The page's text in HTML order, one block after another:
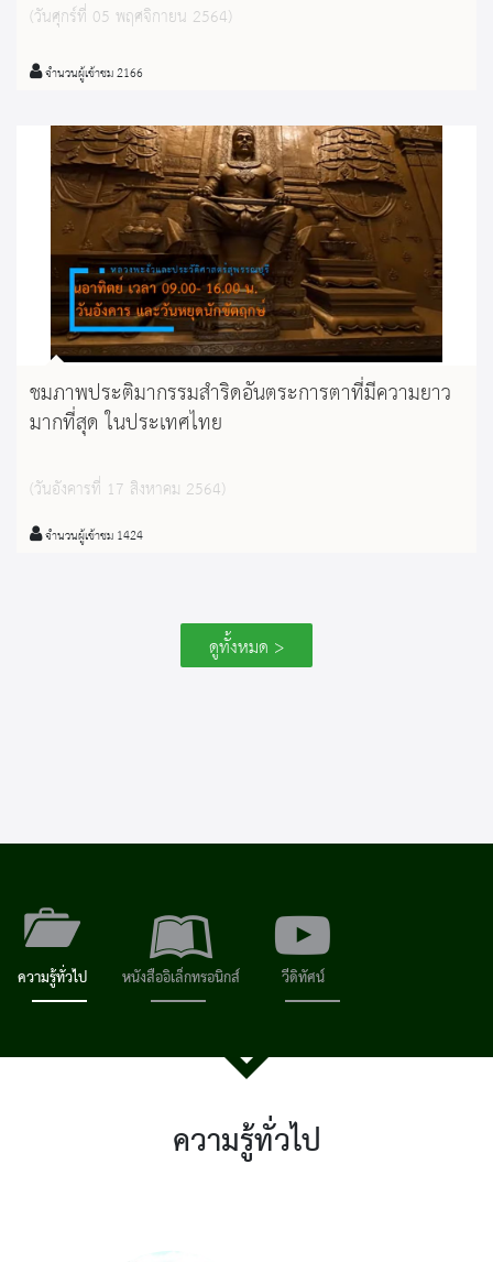
(วันศุกร์ที่ 05 พฤศจิกายน 2564)
จำนวนผู้เข้าชม 2166
ชมภาพประติมากรรมสำริดอันตระการตาที่มีความยาว
มากที่สุด ในประเทศไทย
(วันอังคารที่ 17 สิงหาคม 2564)
จำนวนผู้เข้าชม 1424
ดูทั้งหมด >
ความรู้ทั่วไป หนังสืออิเล็กทรอนิกส์ วีดิทัศน์
ความรู้ทั่วไป